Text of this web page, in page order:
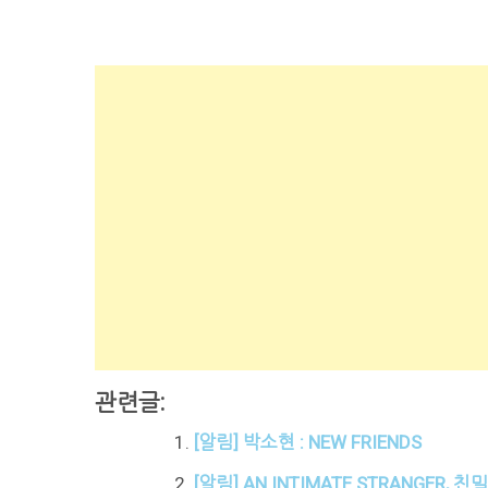
관련글:
[알림] 박소현 : NEW FRIENDS